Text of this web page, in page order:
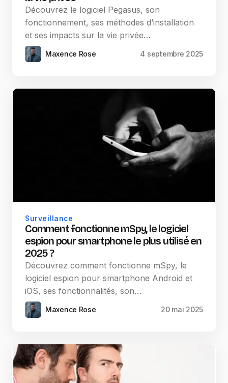
Découvrez le logiciel Pegasus, son
fonctionnement, ses méthodes d’installation
et ses impacts sur la vie privée…
Maxence Rose 4 septembre 2025
Surveillance
Comment fonctionne mSpy, le logiciel
espion pour smartphone le plus utilisé en
2025 ?
Découvrez comment fonctionne mSpy, le
logiciel espion pour smartphone Android et
iOS, ses fonctionnalités, son…
Maxence Rose 20 mai 2025